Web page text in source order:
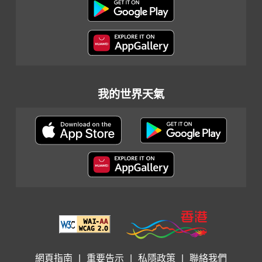
我的世界天氣
網頁指南 重要告示 私隱政策 聯絡我們